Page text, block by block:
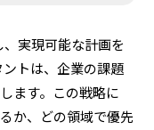
実現可能な計画を
トは、企業の課題
ます。この戦略に
か、どの領域で優先